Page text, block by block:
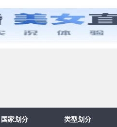
国家划分 类型划分